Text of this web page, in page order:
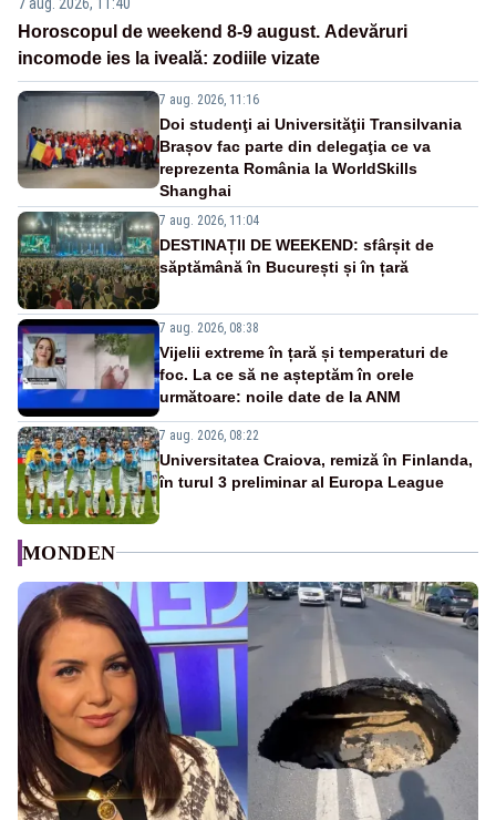
Horoscopul de weekend 8-9 august. Adevăruri
incomode ies la iveală: zodiile vizate
7 aug. 2026, 11:16
Doi studenţi ai Universităţii Transilvania
Brașov fac parte din delegaţia ce va
reprezenta România la WorldSkills
Shanghai
7 aug. 2026, 11:04
DESTINAȚII DE WEEKEND: sfârșit de
săptămână în București și în țară
7 aug. 2026, 08:38
Vijelii extreme în țară și temperaturi de
foc. La ce să ne așteptăm în orele
următoare: noile date de la ANM
7 aug. 2026, 08:22
Universitatea Craiova, remiză în Finlanda,
în turul 3 preliminar al Europa League
MONDEN